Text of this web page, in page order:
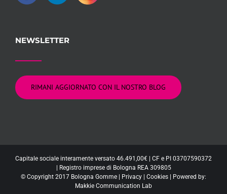
NEWSLETTER
RIMANI AGGIORNATO CON IL NOSTRO BLOG
Capitale sociale interamente versato 46.491,00€ | CF e PI 03707590372
| Registro imprese di Bologna REA 309805
© Copyright 2017 Bologna Gomme | Privacy | Cookies | Powered by:
Makkie Communication Lab